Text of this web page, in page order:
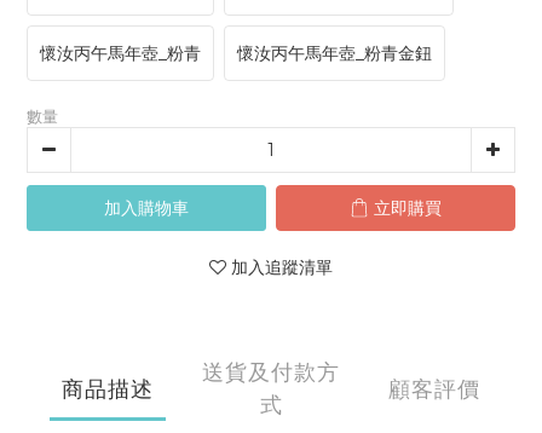
懷汝丙午馬年壺_粉青 懷汝丙午馬年壺_粉青金鈕
數量
加入購物車 立即購買
加入追蹤清單
商品描述
送貨及付款方
式
顧客評價